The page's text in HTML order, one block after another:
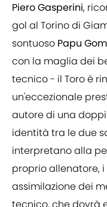
Piero Gasperini,
gol al Torino di
sontuoso Papu
con la maglia dei
tecnico - il Toro è
un'eccezionale
autore di una
identità tra le due
interpretano alla
proprio allenatore,
assimilazione dei